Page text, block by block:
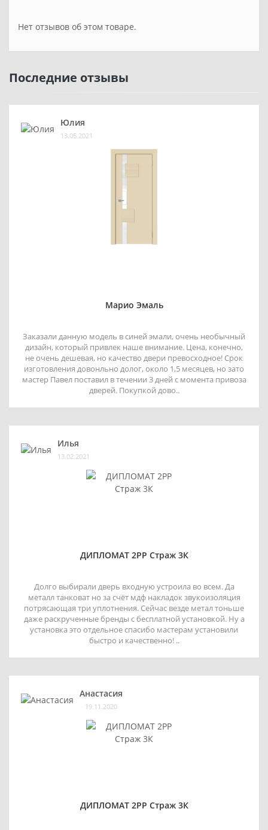
Нет отзывов об этом товаре.
Последние отзывы
Юлия
13.05.2021
Марио Эмаль
Заказали данную модель в синей эмали, очень необычный
дизайн, который привлек наше внимание. Цена, конечно,
не очень дешевая, но качество двери превосходное! Срок
изготовления довонльно долог, около 1,5 месяцев, но зато
мастер Павел поставил в течении 3 дней с момента привоза
дверей. Покупкой дово..
Илья
13.02.2021
ДИПЛОМАТ 2РР Страж 3К
Долго выбирали дверь входную устроила во всем. Да
металл танковат но за счёт мдф накладок звукоизоляция
потрясающая три уплотнения. Сейчас везде метал тоньше
даже раскрученные бренды с бесплатной установкой. Ну а
установка это отдельное спасибо мастерам установили
быстро и качественно! ..
Анастасия
19.11.2020
ДИПЛОМАТ 2РР Страж 3К